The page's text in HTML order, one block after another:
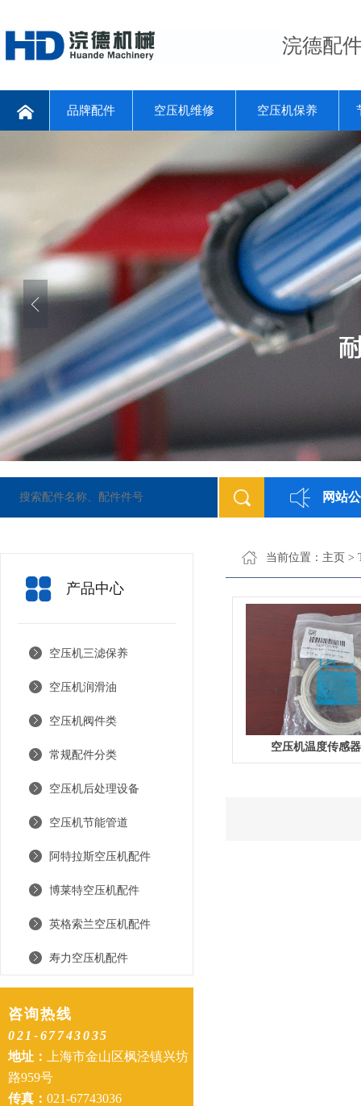
浣德配
品牌配件 空压机维修 空压机保养
网站
产品中心
空压机三滤保养
空压机润滑油
空压机阀件类
常规配件分类
空压机后处理设备
空压机节能管道
阿特拉斯空压机配件
博莱特空压机配件
英格索兰空压机配件
寿力空压机配件
咨询热线
021-67743035
地址：
上海市金山区枫泾镇兴坊
路959号
传真： 021-67743036
当前位置： 主页 >
空压机温度传感